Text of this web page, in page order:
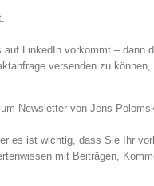
LinkedIn vorkommt – dann
versenden zu
Newsletter von Jens
ist wichtig, dass Sie Ihr
mit Beiträgen,